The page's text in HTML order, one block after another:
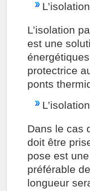
L’isolation
est une
protectrice
ponts
Dans le cas
doit être
pose est
préférable
longueur